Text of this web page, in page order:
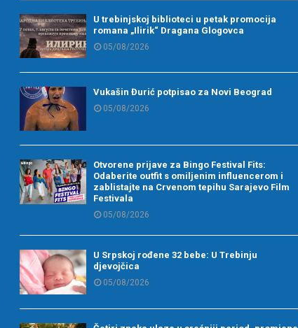
U trebinjskoj biblioteci u petak promocija
romana „Ilirik“ Dragana Glogovca
05/08/2026
Vukašin Đurić potpisao za Novi Beograd
05/08/2026
Otvorene prijave za Bingo Festival Fits:
Odaberite outfit s omiljenim influencerom i
zablistajte na Crvenom tepihu Sarajevo Film
Festivala
05/08/2026
U Srpskoj rođene 32 bebe: U Trebinju
djevojčica
05/08/2026